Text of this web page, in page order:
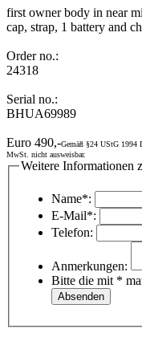
first owner body in near
cap, strap, 1 battery and
Order no.:
24318
Serial no.:
BHUA69989
Euro 490,-Gemäß §24 UStG 1994
MwSt. nicht ausweisbar.
Weitere Informationen
Name*:
E-Mail*:
Telefon:
Anmerkungen:
Bitte die mit *